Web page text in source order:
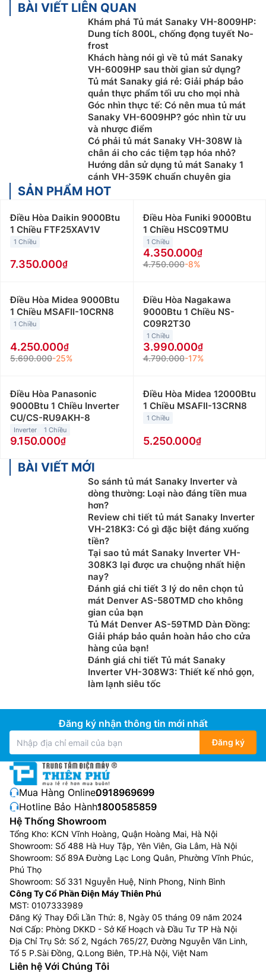
BÀI VIẾT LIÊN QUAN
Khám phá Tủ mát Sanaky VH-8009HP:
Dung tích 800L, chống đọng tuyết No-
frost
Khách hàng nói gì về tủ mát Sanaky
VH-6009HP sau thời gian sử dụng?
Tủ mát Sanaky giá rẻ: Giải pháp bảo
quản thực phẩm tối ưu cho mọi nhà
Góc nhìn thực tế: Có nên mua tủ mát
Sanaky VH-6009HP? góc nhìn từ ưu
và nhược điểm
Có phải tủ mát Sanaky VH-308W là
chân ái cho các tiệm tạp hóa nhỏ?
Hướng dẫn sử dụng tủ mát Sanaky 1
cánh VH-359K chuẩn chuyên gia
SẢN PHẨM HOT
Điều Hòa Daikin 9000Btu
1 Chiều FTF25XAV1V
1 Chiều
7.350.000
Điều Hòa Funiki 9000Btu
1 Chiều HSC09TMU
1 Chiều
4.350.000
4.750.000-8%
Điều Hòa Midea 9000Btu
1 Chiều MSAFII-10CRN8
1 Chiều
4.250.000
5.690.000-25%
Điều Hòa Nagakawa
9000Btu 1 Chiều NS-
C09R2T30
1 Chiều
3.990.000
4.790.000-17%
Điều Hòa Panasonic
9000Btu 1 Chiều Inverter
CU/CS-RU9AKH-8
Inverter 1 Chiều
9.150.000
Điều Hòa Midea 12000Btu
1 Chiều MSAFII-13CRN8
1 Chiều
5.250.000
BÀI VIẾT MỚI
So sánh tủ mát Sanaky Inverter và
dòng thường: Loại nào đáng tiền mua
hơn?
Review chi tiết tủ mát Sanaky Inverter
VH-218K3: Có gì đặc biệt đáng xuống
tiền?
Tại sao tủ mát Sanaky Inverter VH-
308K3 lại được ưa chuộng nhất hiện
nay?
Đánh giá chi tiết 3 lý do nên chọn tủ
mát Denver AS-580TMD cho không
gian của bạn
Tủ Mát Denver AS-59TMD Dàn Đồng:
Giải pháp bảo quản hoàn hảo cho cửa
hàng của bạn!
Đánh giá chi tiết Tủ mát Sanaky
Inverter VH-308W3: Thiết kế nhỏ gọn,
làm lạnh siêu tốc
Đăng ký nhận thông tin mới nhất
Đăng ký
Mua Hàng Online:0918969699
Hotline Bảo Hành:1800585859
Hệ Thống Showroom
Tổng Kho: KCN Vĩnh Hoàng, Quận Hoàng Mai, Hà Nội
Showroom: Số 488 Hà Huy Tập, Yên Viên, Gia Lâm, Hà Nội
Showroom: Số 89A Đường Lạc Long Quân, Phường Vĩnh Phúc,
Phú Thọ
Showroom: Số 331 Nguyễn Huệ, Ninh Phong, Ninh Bình
Công Ty Cổ Phần Điện Máy Thiên Phú
MST: 0107333989
Đăng Ký Thay Đổi Lần Thứ: 8, Ngày 05 tháng 09 năm 2024
Nơi Cấp: Phòng DKKD - Sở Kế Hoạch và Đầu Tư TP Hà Nội
Địa Chỉ Trụ Sở: Số 2, Ngách 765/27, Đường Nguyễn Văn Linh,
Tổ 5 P.Sài Đồng, Q.Long Biên, TP.Hà Nội, Việt Nam
Liên hệ Với Chúng Tôi